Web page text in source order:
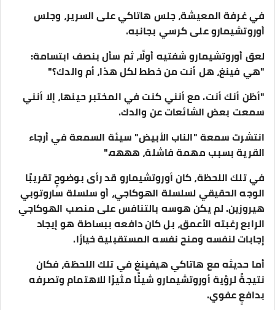
في غرفة المعيشة، جلس هاتاكي على السرير، وجلس
أوروتشيمارو على كرسي بجانبه.
لعق أوروتشيمارو شفتيه أولًا، ثم سأل بنصف ابتسامة:
"هي فينغ، هل أنت من خطط لكل هذا، أم والدك؟"
"أظن أنك أنت. مع أنني كنت في المختبر حينها، إلا أنني
سمعت بعض الشائعات عن والدك.
انتشرت سمعة "الناب الأبيض" سيئة السمعة في أرجاء
القرية بسبب مهمة فاشلة، هههه."
في تلك اللحظة، كان أوروتشيمارو قد رأى بوضوحٍ تقريبًا
الوجه الحقيقي لسلسلة الهوكاجي، أو سلسلة ساروتوبي
هيروزين. لم يكن هوسه بالتنافس على منصب الهوكاجي
الرابع رغبته الأعمق، بل كان دافعه ببساطة هو إيجاد
إجابات لنفسه ومنح نفسه المستقبلية خيارًا.
أما حديثه مع هاتاكي هيفينغ في تلك اللحظة، فكان
نتيجةً لرؤية أوروتشيمارو شيئًا مثيرًا للاهتمام وتصرفه
بدافعٍ عفوي.